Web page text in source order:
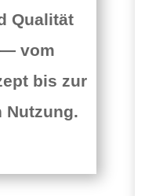
Qualität
vom
bis zur
Nutzung.